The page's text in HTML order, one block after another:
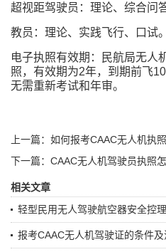
超视距驾驶员：理论、综合问
教员：理论、实践飞行、口试。
电子执照有效期：民航局无人
照，有效期为2年，到期前飞
无需重新考试和年审。
上一篇：如何报考CAAC无人机执照
下一篇：CAAC无人机驾驶员执照
相关文章
轻型民用无人驾驶航空器安全控
报考CAAC无人机驾驶证的条件